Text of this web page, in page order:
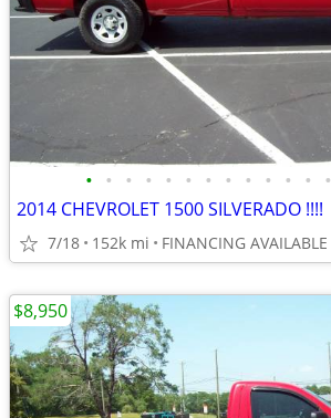
• • • • • • • • • • • • •
2014 CHEVROLET 1500 SILVERADO !!!!
7/18 152k mi FINANCING AVAILABLE
$8,950